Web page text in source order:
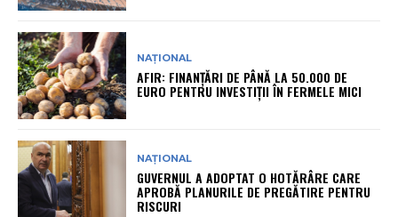
NAȚIONAL
AFIR: FINANȚĂRI DE PÂNĂ LA 50.000 DE
EURO PENTRU INVESTIȚII ÎN FERMELE MICI
NAȚIONAL
GUVERNUL A ADOPTAT O HOTĂRÂRE CARE
APROBĂ PLANURILE DE PREGĂTIRE PENTRU
RISCURI